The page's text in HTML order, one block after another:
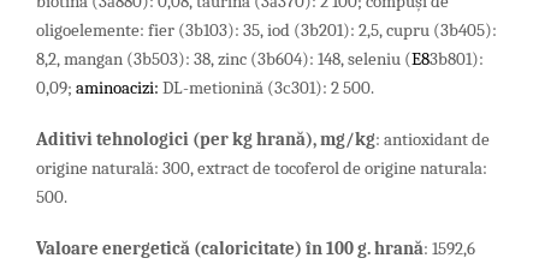
oligoelemente: fier (3b103): 35, iod (3b201): 2,5, cupru (3b405):
8,2, mangan (3b503): 38, zinc (3b604): 148, seleniu (E83b801):
0,09; aminoacizi: DL-metionină (3с301): 2 500.
Aditivi tehnologici (perkg hrană), mg/kg: antioxidant de
origine naturală: 300, extract de tocoferol de origine naturala:
500.
Valoare energetică (caloricitate) în 100 g. hrană: 1592,6